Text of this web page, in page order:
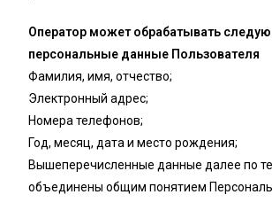
Оператор может обрабатывать
персональные данные Пользователя
Фамилия, имя, отчество;
Электронный адрес;
Номера телефонов;
Год, месяц, дата и место рождения;
Вышеперечисленные данные далее по
объединены общим понятием